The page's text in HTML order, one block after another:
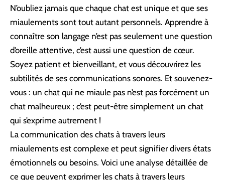
N’oubliez jamais que chaque chat est unique et que ses
miaulements sont tout autant personnels. Apprendre à
connaître son langage n’est pas seulement une question
d’oreille attentive, c’est aussi une question de cœur.
Soyez patient et bienveillant, et vous découvrirez les
subtilités de ses communications sonores. Et souvenez-
vous : un chat qui ne miaule pas n’est pas forcément un
chat malheureux ; c’est peut-être simplement un chat
qui s’exprime autrement !
La communication des chats à travers leurs
miaulements est complexe et peut signifier divers états
émotionnels ou besoins. Voici une analyse détaillée de
ce que peuvent exprimer les chats à travers leurs